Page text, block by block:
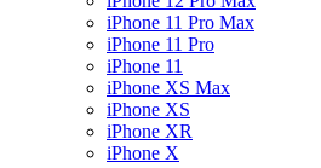
iPhone 11 Pro Max
iPhone 11 Pro
iPhone 11
iPhone XS Max
iPhone XS
iPhone XR
iPhone X